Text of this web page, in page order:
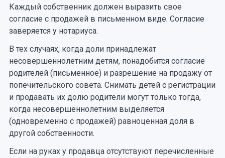
Каждый собственник должен выразить свое
согласие с продажей в письменном виде. Согласие
заверяется у нотариуса.
В тех случаях, когда доли принадлежат
несовершеннолетним детям, понадобится согласие
родителей (письменное) и разрешение на продажу от
попечительского совета. Снимать детей с регистрации
и продавать их долю родители могут только тогда,
когда несовершеннолетним выделяется
(одновременно с продажей) равноценная доля в
другой собственности.
Если на руках у продавца отсутствуют перечисленные